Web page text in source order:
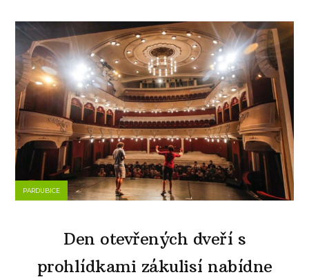
PARDUBICE
Den otevřených dveří s
prohlídkami zákulisí nabídne